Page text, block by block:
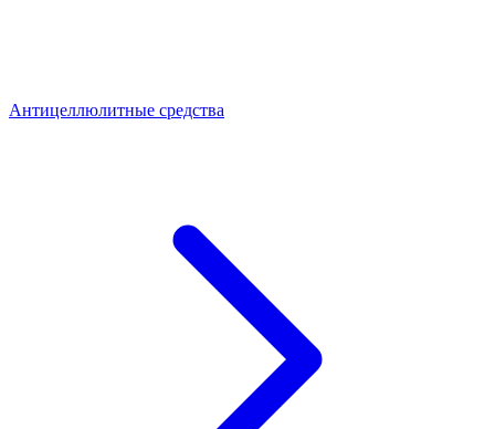
Антицеллюлитные средства